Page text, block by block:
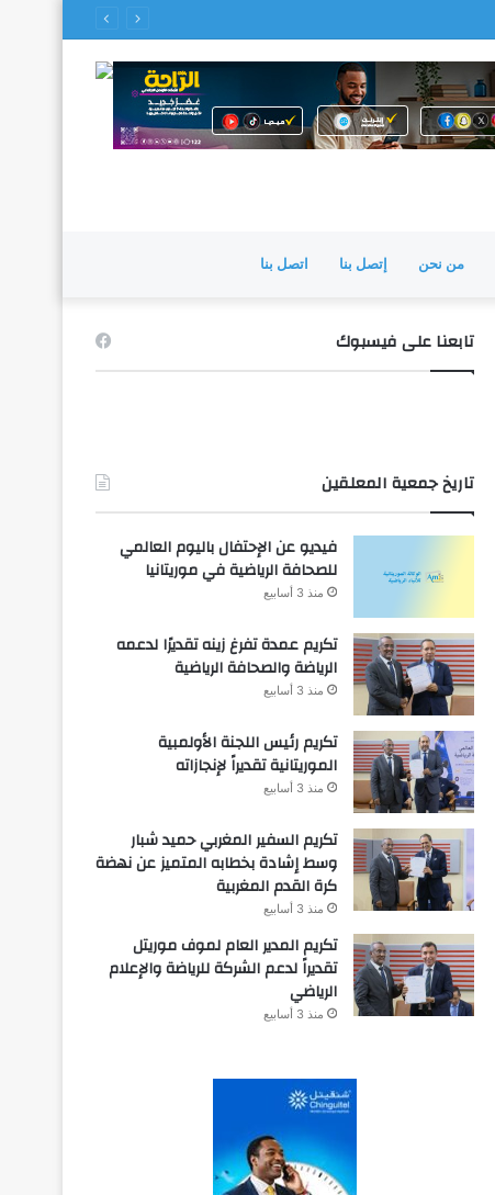
من نحن إتصل بنا اتصل بنا
تابعنا على فيسبوك
تاريخ جمعية المعلقين
فيديو عن الإحتفال باليوم العالمي
للصحافة الرياضية في موريتانيا
منذ 3 أسابيع
تكريم عمدة تفرغ زينه تقديرًا لدعمه
الرياضة والصحافة الرياضية
منذ 3 أسابيع
تكريم رئيس اللجنة الأولمبية
الموريتانية تقديراً لإنجازاته
منذ 3 أسابيع
تكريم السفير المغربي حميد شبار
وسط إشادة بخطابه المتميز عن نهضة
كرة القدم المغربية
منذ 3 أسابيع
تكريم المدير العام لموف موريتل
تقديراً لدعم الشركة للرياضة والإعلام
الرياضي
منذ 3 أسابيع